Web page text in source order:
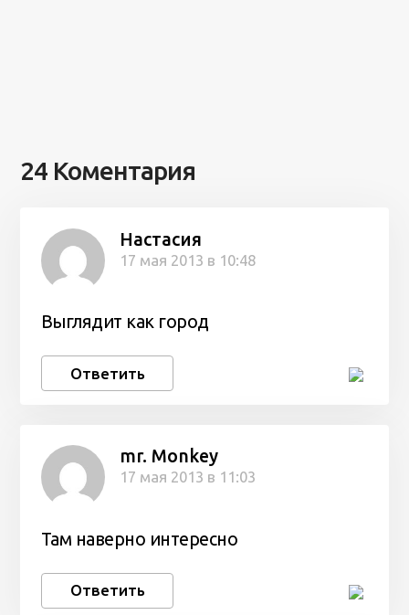
24 Коментария
Настасия
17 мая 2013 в 10:48
Выглядит как город
Ответить
mr. Monkey
17 мая 2013 в 11:03
Там наверно интересно
Ответить